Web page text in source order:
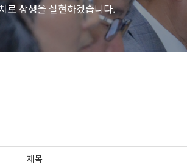
로 상생을 실현하겠습니다.
제목